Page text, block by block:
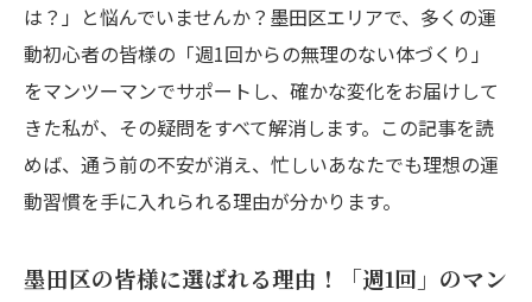
は？」と悩んでいませんか？墨田区エリアで、多くの運
動初心者の皆様の「週1回からの無理のない体づくり」
をマンツーマンでサポートし、確かな変化をお届けして
きた私が、その疑問をすべて解消します。この記事を読
めば、通う前の不安が消え、忙しいあなたでも理想の運
動習慣を手に入れられる理由が分かります。
墨田区の皆様に選ばれる理由！「週1回」のマン